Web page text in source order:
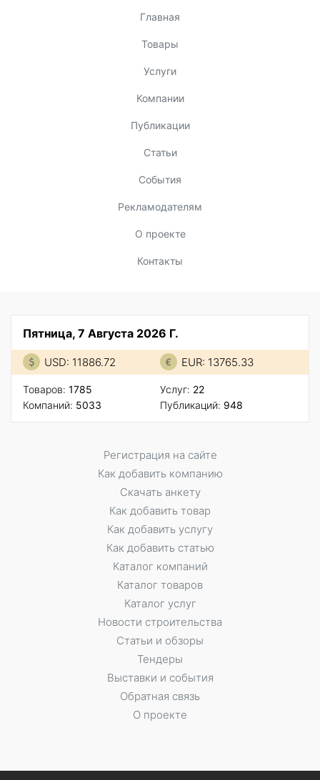
Главная
Товары
Услуги
Компании
Публикации
Статьи
События
Рекламодателям
О проекте
Контакты
Пятница, 7 Августа 2026 Г.
USD: 11886.72 EUR: 13765.33
Товаров: 1785
Компаний: 5033
Услуг: 22
Публикаций: 948
Регистрация на сайте
Как добавить компанию
Скачать анкету
Как добавить товар
Как добавить услугу
Как добавить статью
Каталог компаний
Каталог товаров
Каталог услуг
Новости строительства
Статьи и обзоры
Тендеры
Выставки и события
Обратная связь
О проекте